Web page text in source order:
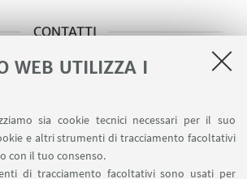
WEB UTILIZZA I
sia cookie tecnici necessari per il suo
e altri strumenti di tracciamento facoltativi
con il tuo consenso.
di tracciamento facoltativi sono usati per
CONTATTI
Ivana Vassura
Erika Scavetta